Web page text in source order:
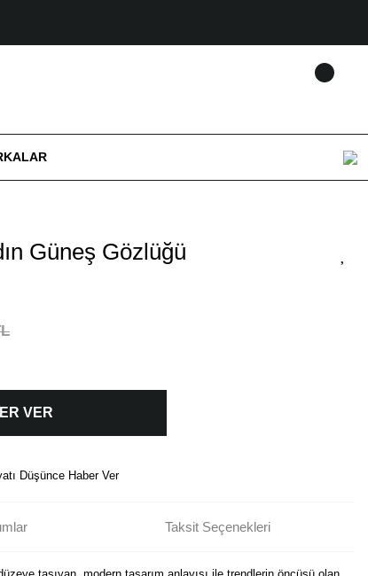
Güneş Gözlüğü
VER
Düşünce Haber Ver
Taksit Seçenekleri